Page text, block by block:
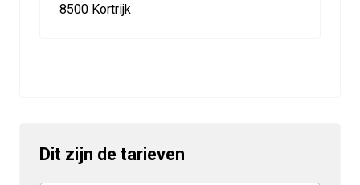
8500 Kortrijk
Dit zijn de tarieven